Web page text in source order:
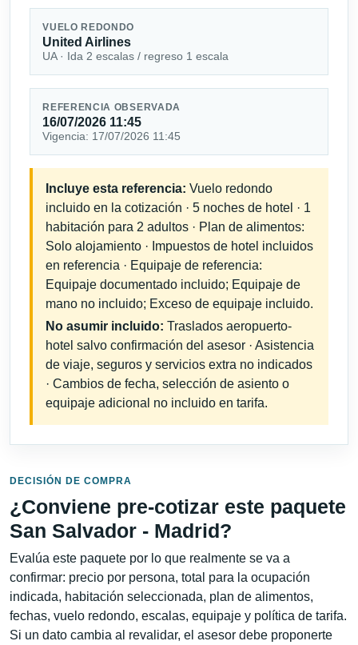
VUELO REDONDO
United Airlines
UA · Ida 2 escalas / regreso 1 escala
REFERENCIA OBSERVADA
16/07/2026 11:45
Vigencia: 17/07/2026 11:45
Incluye esta referencia: Vuelo redondo
incluido en la cotización · 5 noches de hotel · 1
habitación para 2 adultos · Plan de alimentos:
Solo alojamiento · Impuestos de hotel incluidos
en referencia · Equipaje de referencia:
Equipaje documentado incluido; Equipaje de
mano no incluido; Exceso de equipaje incluido.
No asumir incluido: Traslados aeropuerto-
hotel salvo confirmación del asesor · Asistencia
de viaje, seguros y servicios extra no indicados
· Cambios de fecha, selección de asiento o
equipaje adicional no incluido en tarifa.
DECISIÓN DE COMPRA
¿Conviene pre-cotizar este paquete
San Salvador - Madrid?
Evalúa este paquete por lo que realmente se va a
confirmar: precio por persona, total para la ocupación
indicada, habitación seleccionada, plan de alimentos,
fechas, vuelo redondo, escalas, equipaje y política de tarifa.
Si un dato cambia al revalidar, el asesor debe proponerte